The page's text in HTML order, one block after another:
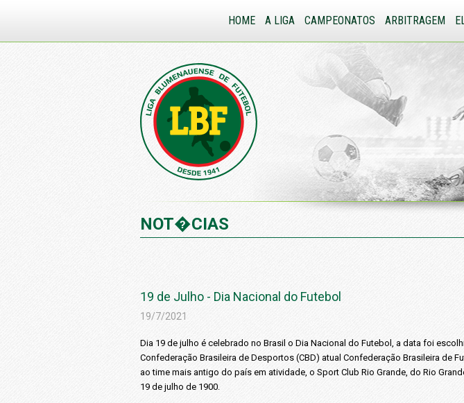
HOME A LIGA CAMPEONATOS ARBITRAGEM
NOT�CIAS
19 de Julho - Dia Nacional do Futebol
19/7/2021
Dia 19 de julho é celebrado no Brasil o Dia Nacional do Futebol, a data foi
Confederação Brasileira de Desportos (CBD) atual Confederação Brasileira de
ao time mais antigo do país em atividade, o Sport Club Rio Grande, do Rio
19 de julho de 1900.